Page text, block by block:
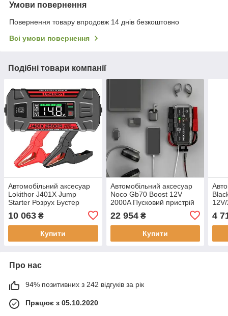
Умови повернення
Повернення товару впродовж 14 днів безкоштовно
Всі умови повернення
Подібні товари компанії
Автомобільний аксесуар
Lokithor J401X Jump
Starter Розрух Бустер
Powerbank 12V 20000Mah
10 063 ₴
Купити
Автомобільний аксесуар
Noco Gb70 Boost 12V
2000A Пусковий пристрій
22 954₴
Купити
4
Про нас
94% позитивних з 242 відгуків за рік
Працює з 05.10.2020